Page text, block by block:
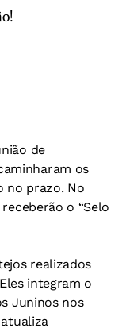
de
os
no prazo. No
o “Selo
realizados
integram o
Juninos nos
atualiza